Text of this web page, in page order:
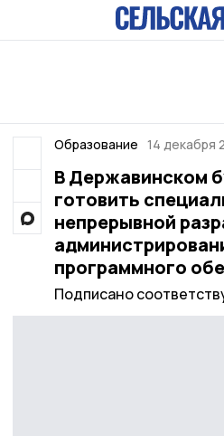
Образование 14 декабря
В Державинском
готовить
непрерывной
программного
Подписано